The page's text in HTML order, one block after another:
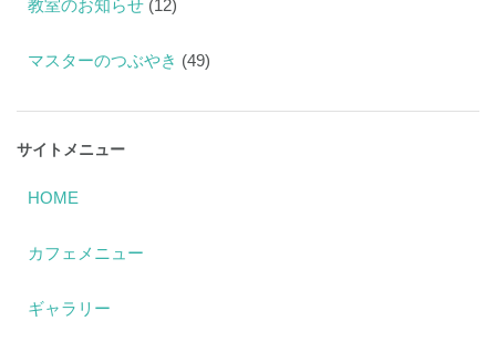
教室のお知らせ (12)
マスターのつぶやき (49)
サイトメニュー
HOME
カフェメニュー
ギャラリー